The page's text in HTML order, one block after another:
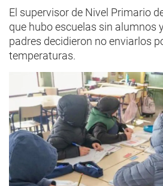
El supervisor de Nivel Primario
que hubo escuelas sin alumnos
padres decidieron no enviarlos
temperaturas.